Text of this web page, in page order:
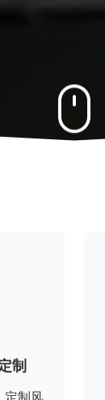
制
定制风